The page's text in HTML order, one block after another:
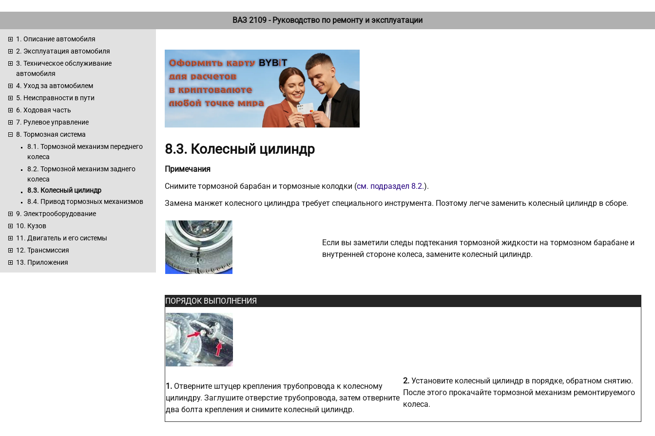
ВАЗ 2109 - Руководство по ремонту и эксплуатации
1. Описание автомобиля
2. Эксплуатация автомобиля
3. Техническое обслуживание
автомобиля
4. Уход за автомобилем
5. Неисправности в пути
6. Ходовая часть
7. Рулевое управление
8. Тормозная система
8.1. Тормозной механизм переднего
колеса
8.2. Тормозной механизм заднего
колеса
8.3. Колесный цилиндр
8.4. Привод тормозных механизмов
9. Электрооборудование
10. Кузов
11. Двигатель и его системы
12. Трансмиссия
13. Приложения
8.3. Колесный цилиндр
Примечания
Снимите тормозной барабан и тормозные колодки (см. подраздел 8.2.).
Замена манжет колесного цилиндра требует специального инструмента. Поэтому легче заменить колесный цилиндр в сборе.
Если вы заметили следы подтекания тормозной жидкости на тормозном барабане и
внутренней стороне колеса, замените колесный цилиндр.
ПОРЯДОК ВЫПОЛНЕНИЯ
1. Отверните штуцер крепления трубопровода к колесному
цилиндру. Заглушите отверстие трубопровода, затем отверните
два болта крепления и снимите колесный цилиндр.
2. Установите колесный цилиндр в порядке, обратном снятию.
После этого прокачайте тормозной механизм ремонтируемого
колеса.